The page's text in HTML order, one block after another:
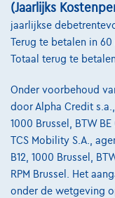
Peugeot Partner
10/2025
2.540 km
€21.990 1 ✓
€332,04 /
maandaflossing
Ontdek het volledige
(Jaarlijks
jaarlijkse
Terug te betalen in
Totaal terug te
Onder voorbehoud
door Alpha Credit
1000 Brussel, BTW
TCS Mobility S.A.,
B12, 1000 Brussel,
RPM Brussel. Het
onder de wetgeving